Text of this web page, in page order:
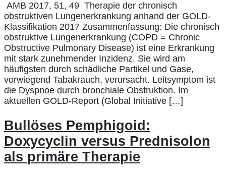
AMB 2017, 51, 49 Therapie der chronisch
obstruktiven Lungenerkrankung anhand der GOLD-
Klassifikation 2017 Zusammenfassung: Die chronisch
obstruktive Lungenerkrankung (COPD = Chronic
Obstructive Pulmonary Disease) ist eine Erkrankung
mit stark zunehmender Inzidenz. Sie wird am
häufigsten durch schädliche Partikel und Gase,
vorwiegend Tabakrauch, verursacht. Leitsymptom ist
die Dyspnoe durch bronchiale Obstruktion. Im
aktuellen GOLD-Report (Global Initiative […]
Bullöses Pemphigoid:
Doxycyclin versus Prednisolon
als primäre Therapie